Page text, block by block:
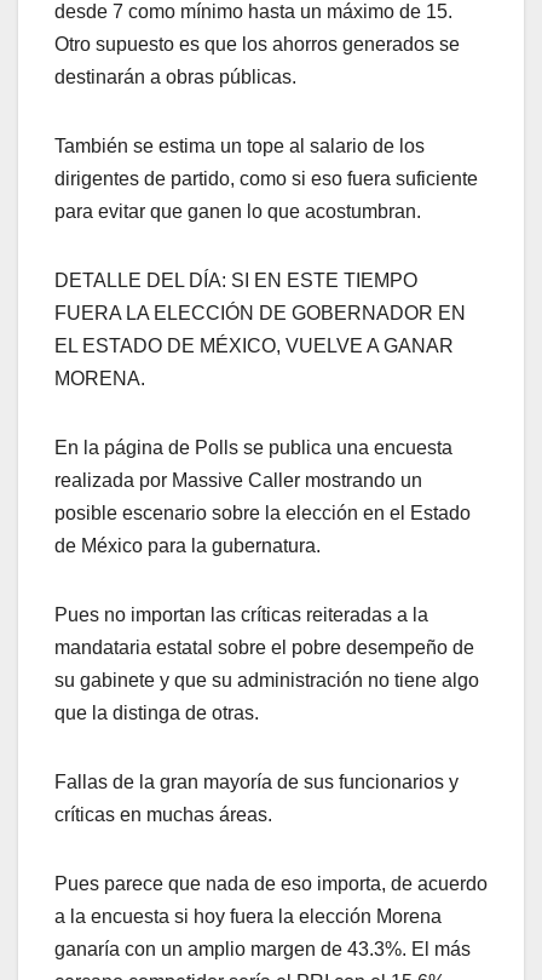
desde 7 como mínimo hasta un máximo de 15.
Otro supuesto es que los ahorros generados se
destinarán a obras públicas.
También se estima un tope al salario de los
dirigentes de partido, como si eso fuera suficiente
para evitar que ganen lo que acostumbran.
DETALLE DEL DÍA: SI EN ESTE TIEMPO
FUERA LA ELECCIÓN DE GOBERNADOR EN
EL ESTADO DE MÉXICO, VUELVE A GANAR
MORENA.
En la página de Polls se publica una encuesta
realizada por Massive Caller mostrando un
posible escenario sobre la elección en el Estado
de México para la gubernatura.
Pues no importan las críticas reiteradas a la
mandataria estatal sobre el pobre desempeño de
su gabinete y que su administración no tiene algo
que la distinga de otras.
Fallas de la gran mayoría de sus funcionarios y
críticas en muchas áreas.
Pues parece que nada de eso importa, de acuerdo
a la encuesta si hoy fuera la elección Morena
ganaría con un amplio margen de 43.3%. El más